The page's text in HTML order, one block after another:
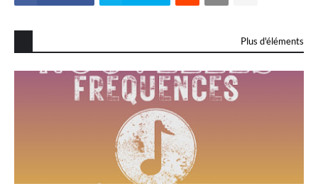
Plus d'éléments